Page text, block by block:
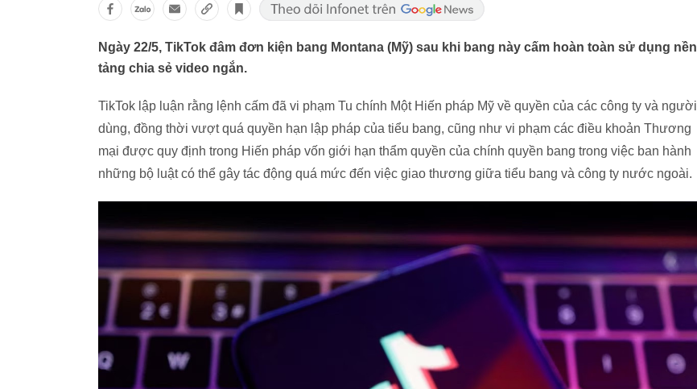
Ngày 22/5, TikTok đâm đơn kiện bang Montana (Mỹ) sau khi bang này cấm hoàn toàn sử dụng nền
tảng chia sẻ video ngắn.
TikTok lập luận rằng lệnh cấm đã vi phạm Tu chính Một Hiến pháp Mỹ về quyền của các công ty và người
dùng, đồng thời vượt quá quyền hạn lập pháp của tiểu bang, cũng như vi phạm các điều khoản Thương
mại được quy định trong Hiến pháp vốn giới hạn thẩm quyền của chính quyền bang trong việc ban hành
những bộ luật có thể gây tác động quá mức đến việc giao thương giữa tiểu bang và công ty nước ngoài.